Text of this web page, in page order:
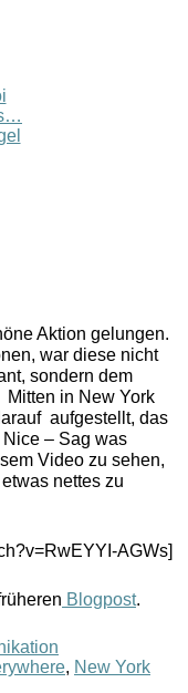
Aktion gelungen.
war diese nicht
sondern dem
in New York
aufgestellt, das
– Sag was
Video zu sehen,
nettes zu
AGWs]
Blogpost.
, New York